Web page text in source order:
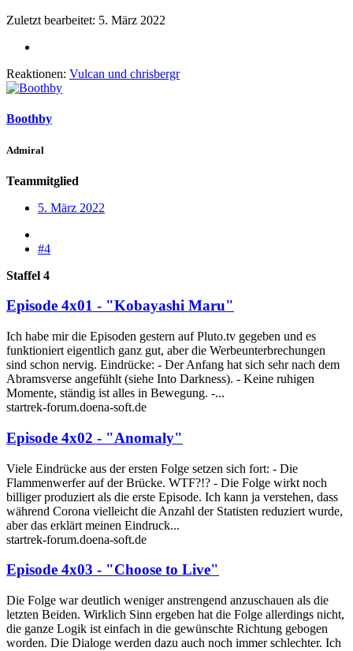
Zuletzt bearbeitet: 5. März 2022
Reaktionen: Vulcan und chrisbergr
Boothby
Admiral
Teammitglied
5. März 2022
#4
Staffel 4
Episode 4x01 - "Kobayashi Maru"
Ich habe mir die Episoden gestern auf Pluto.tv gegeben und es
funktioniert eigentlich ganz gut, aber die Werbeunterbrechungen
sind schon nervig. Eindrücke: - Der Anfang hat sich sehr nach dem
Abramsverse angefühlt (siehe Into Darkness). - Keine ruhigen
Momente, ständig ist alles in Bewegung. -...
startrek-forum.doena-soft.de
Episode 4x02 - "Anomaly"
Viele Eindrücke aus der ersten Folge setzen sich fort: - Die
Flammenwerfer auf der Brücke. WTF?!? - Die Folge wirkt noch
billiger produziert als die erste Episode. Ich kann ja verstehen, dass
während Corona vielleicht die Anzahl der Statisten reduziert wurde,
aber das erklärt meinen Eindruck...
startrek-forum.doena-soft.de
Episode 4x03 - "Choose to Live"
Die Folge war deutlich weniger anstrengend anzuschauen als die
letzten Beiden. Wirklich Sinn ergeben hat die Folge allerdings nicht,
die ganze Logik ist einfach in die gewünschte Richtung gebogen
worden. Die Dialoge werden dazu auch noch immer schlechter. Ich